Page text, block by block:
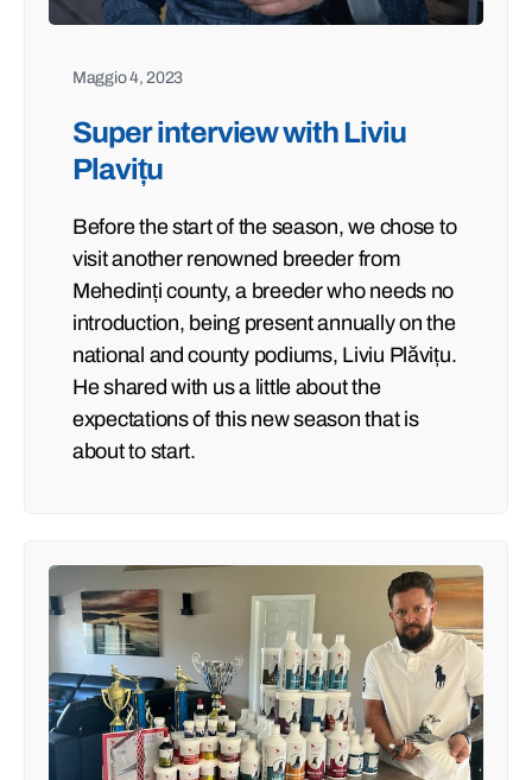
Maggio 4, 2023
Super interview with Liviu
Plavițu
Before the start of the season, we chose to
visit another renowned breeder from
Mehedinți county, a breeder who needs no
introduction, being present annually on the
national and county podiums, Liviu Plăvițu.
He shared with us a little about the
expectations of this new season that is
about to start.